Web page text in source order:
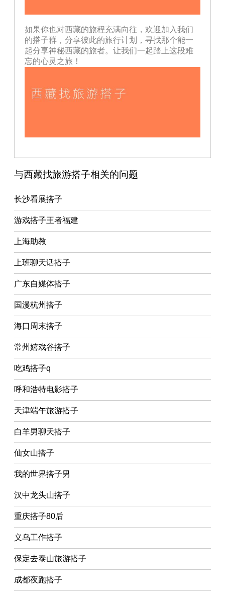
如果你也对西藏的旅程充满向往，欢迎加入我们
的搭子群，分享彼此的旅行计划，寻找那个能一
起分享神秘西藏的旅者。让我们一起踏上这段难
忘的心灵之旅！
与西藏找旅游搭子相关的问题
长沙看展搭子
游戏搭子王者福建
上海助教
上班聊天话搭子
广东自媒体搭子
国漫杭州搭子
海口周末搭子
常州嬉戏谷搭子
吃鸡搭子q
呼和浩特电影搭子
天津端午旅游搭子
白羊男聊天搭子
仙女山搭子
我的世界搭子男
汉中龙头山搭子
重庆搭子80后
义乌工作搭子
保定去泰山旅游搭子
成都夜跑搭子